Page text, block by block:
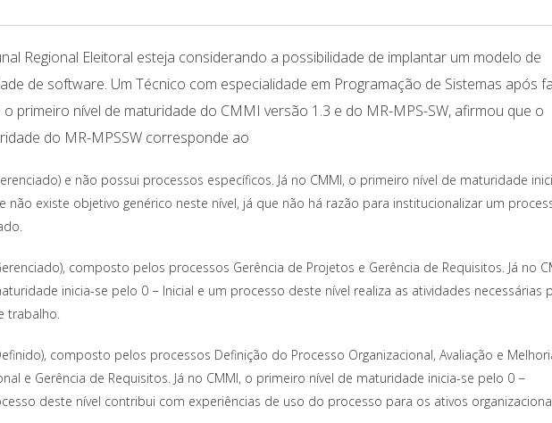
Regional Eleitoral esteja considerando a possibilidade de implantar um modelo de
de software. Um Técnico com especialidade em Programação de Sistemas após
primeiro nível de maturidade do CMMI versão 1.3 e do MR-MPS-SW, afirmou que o
do MR-MPSSW corresponde ao
e não possui processos específicos. Já no CMMI, o primeiro nível de maturidade
não existe objetivo genérico neste nível, já que não há razão para institucionalizar um
composto pelos processos Gerência de Projetos e Gerência de Requisitos. Já no
inicia-se pelo 0 − Inicial e um processo deste nível realiza as atividades necessárias
trabalho.
composto pelos processos Definição do Processo Organizacional, Avaliação e
e Gerência de Requisitos. Já no CMMI, o primeiro nível de maturidade inicia-se pelo 0 −
deste nível contribui com experiências de uso do processo para os ativos